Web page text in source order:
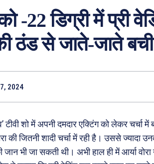
22 डिग्री में प्री
ठंड से जाते-जाते
2024
टीवी शो में अपनी दमदार एक्टिंग को लेकर चर्चा में
की जितनी शादी चर्चा में रही है। उससे ज्यादा
भी जा सकती थी। अभी हाल ही में आर्या